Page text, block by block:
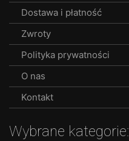
Dostawa i płatność
Zwroty
Polityka prywatności
O nas
Kontakt
Wybrane kategorie: